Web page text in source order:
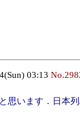
03:13
思います．日